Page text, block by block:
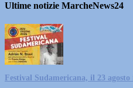
Ultime notizie MarcheNews24
Festival Sudamericana, il 23